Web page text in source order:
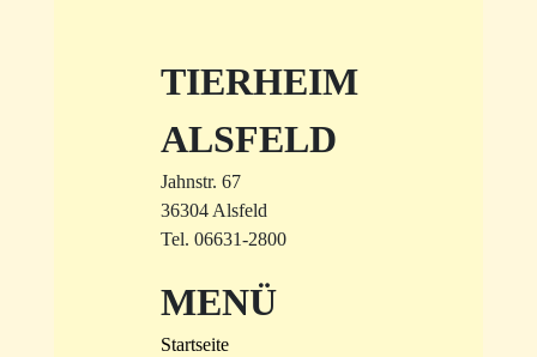
TIERHEIM
ALSFELD
Jahnstr. 67
36304 Alsfeld
Tel. 06631-2800
MENÜ
Startseite